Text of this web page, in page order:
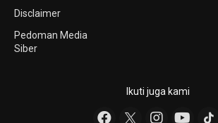
Disclaimer
Pedoman Media
Siber
Ikuti juga kami